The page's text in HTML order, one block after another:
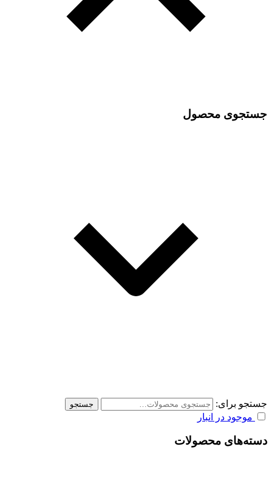
جستجوی محصول
جستجو برای: جستجو
موجود در انبار
دسته‌های محصولات